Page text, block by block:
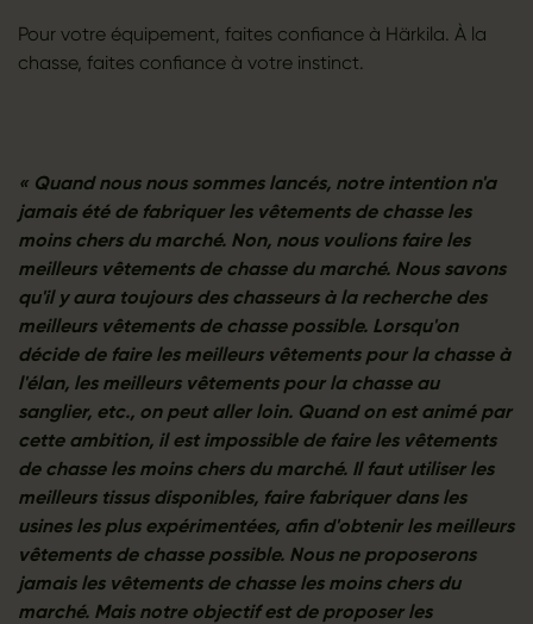
Pour votre équipement, faites confiance à Härkila. À la
chasse, faites confiance à votre instinct.
« Quand nous nous sommes lancés, notre intention n'a
jamais été de fabriquer les vêtements de chasse les
moins chers du marché. Non, nous voulions faire les
meilleurs vêtements de chasse du marché. Nous savons
qu'il y aura toujours des chasseurs à la recherche des
meilleurs vêtements de chasse possible. Lorsqu'on
décide de faire les meilleurs vêtements pour la chasse à
l'élan, les meilleurs vêtements pour la chasse au
sanglier, etc., on peut aller loin. Quand on est animé par
cette ambition, il est impossible de faire les vêtements
de chasse les moins chers du marché. Il faut utiliser les
meilleurs tissus disponibles, faire fabriquer dans les
usines les plus expérimentées, afin d'obtenir les meilleurs
vêtements de chasse possible. Nous ne proposerons
jamais les vêtements de chasse les moins chers du
marché. Mais notre objectif est de proposer les